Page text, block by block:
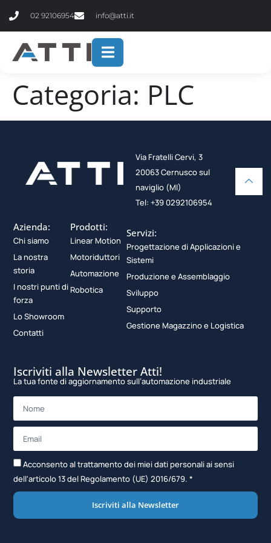
02 92106954 info@atti.it
Categoria: PLC
Via Fratelli Cervi, 3
20063 Cernusco sul
naviglio (MI)
Tel: +39 0292106954
Azienda:
Chi siamo
La nostra
storia
I nostri punti di
forza
Lo Showroom
Contatti
Prodotti:
Linear Motion
Motoriduttori
Automazione
Robotica
Servizi:
Progettazione di Applicazioni e
Sistemi
Produzione e Assemblaggio
Sviluppo
Supporto
Gestione Magazzino e Logistica
Iscriviti alla Newsletter Atti!
La tua fonte di aggiornamento sull’automazione industriale
Acconsento al trattamento dei miei dati personali ai sensi
dell'articolo 13 del Regolamento (UE) 2016/679. *
Iscriviti alla Newsletter